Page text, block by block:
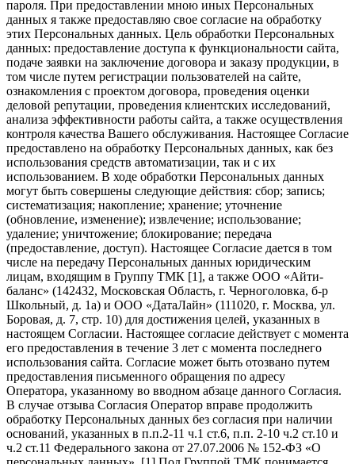
пароля. При предоставлении мною иных Персональных
данных я также предоставляю свое согласие на обработку
этих Персональных данных. Цель обработки Персональных
данных: предоставление доступа к функциональности сайта,
подаче заявки на заключение договора и заказу продукции, в
том числе путем регистрации пользователей на сайте,
ознакомления с проектом договора, проведения оценки
деловой репутации, проведения клиентских исследований,
анализа эффективности работы сайта, а также осуществления
контроля качества Вашего обслуживания. Настоящее Согласие
предоставлено на обработку Персональных данных, как без
использования средств автоматизации, так и с их
использованием. В ходе обработки Персональных данных
могут быть совершены следующие действия: сбор; запись;
систематизация; накопление; хранение; уточнение
(обновление, изменение); извлечение; использование;
удаление; уничтожение; блокирование; передача
(предоставление, доступ). Настоящее Согласие дается в том
числе на передачу Персональных данных юридическим
лицам, входящим в Группу ТМК [1], а также ООО «Айти-
баланс» (142432, Московская Область, г. Черноголовка, б-р
Школьный, д. 1а) и ООО «ДатаЛайн» (111020, г. Москва, ул.
Боровая, д. 7, стр. 10) для достижения целей, указанных в
настоящем Согласии. Настоящее согласие действует с момента
его предоставления в течение 3 лет с момента последнего
использования сайта. Согласие может быть отозвано путем
предоставления письменного обращения по адресу
Оператора, указанному во вводном абзаце данного Согласия.
В случае отзыва Согласия Оператор вправе продолжить
обработку Персональных данных без согласия при наличии
оснований, указанных в п.п.2-11 ч.1 ст.6, п.п. 2-10 ч.2 ст.10 и
ч.2 ст.11 Федерального закона от 27.07.2006 № 152-ФЗ «О